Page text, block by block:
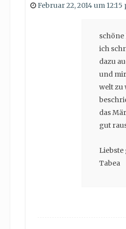
Februar 22, 2014 um 12:15
schöne
ich
dazu
und
welt zu
das
gut
Tabea